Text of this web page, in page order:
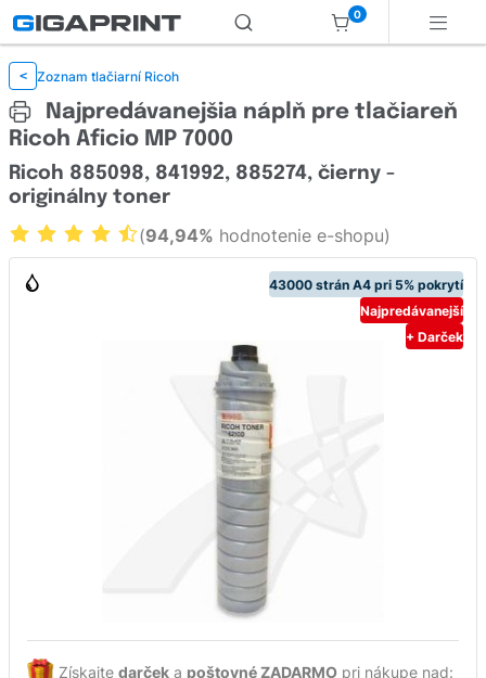
0
< Zoznam tlačiarní Ricoh
Najpredávanejšia náplň pre tlačiareň
Ricoh Aficio MP 7000
43000 strán A4 pri 5% pokrytí
Najpredávanejší
+ Darček
Získajte darček a poštovné ZADARMO pri nákupe nad:
Ricoh 885098, 841992, 885274, čierny -
originálny toner
(94,94% hodnotenie e-shopu)